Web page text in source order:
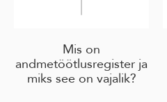
Mis on
andmetöötlusregister ja
miks see on vajalik?